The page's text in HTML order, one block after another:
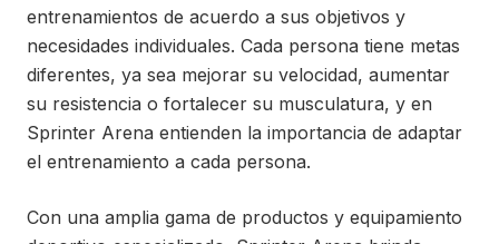
entrenamientos de acuerdo a sus objetivos y
necesidades individuales. Cada persona tiene metas
diferentes, ya sea mejorar su velocidad, aumentar
su resistencia o fortalecer su musculatura, y en
Sprinter Arena entienden la importancia de adaptar
el entrenamiento a cada persona.
Con una amplia gama de productos y equipamiento